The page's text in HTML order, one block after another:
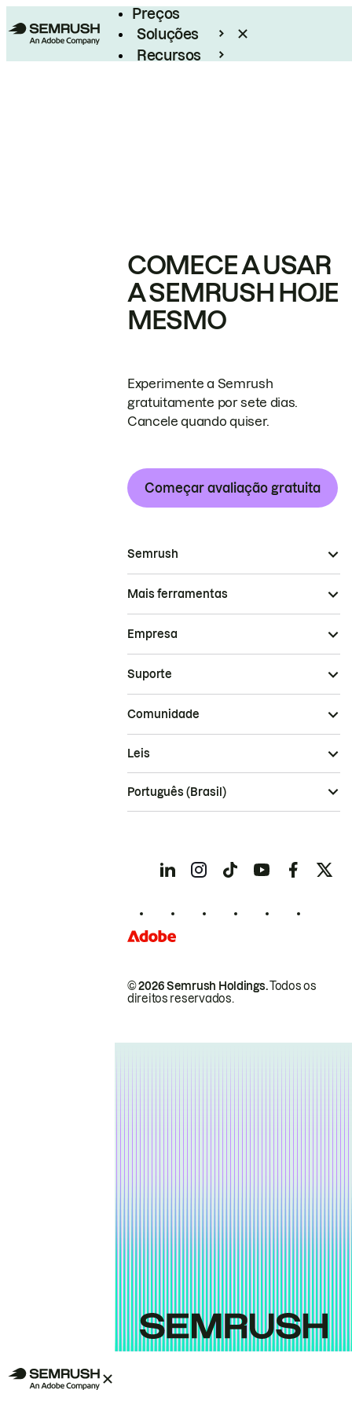
Preços
Soluções
Recursos
COMECE A USAR
A SEMRUSH HOJE
MESMO
Experimente a Semrush
gratuitamente por sete dias.
Cancele quando quiser.
Começar avaliação gratuita
Semrush
Mais ferramentas
Empresa
Suporte
Comunidade
© 2026 Semrush Holdings.Todos os
direitos reservados.
Leis
Português (Brasil)